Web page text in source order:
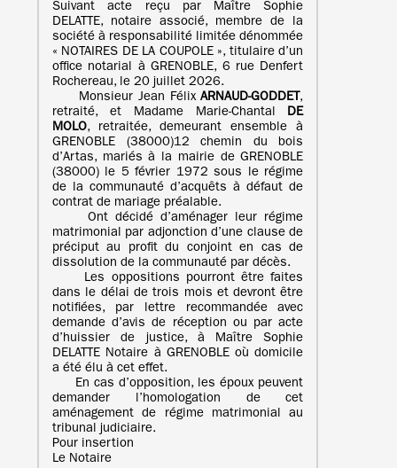
Suivant acte reçu par Maître Sophie
DELATTE, notaire associé, membre de la
société à responsabilité limitée dénommée
« NOTAIRES DE LA COUPOLE », titulaire d’un
office notarial à GRENOBLE, 6 rue Denfert
Rochereau, le 20 juillet 2026.
Monsieur Jean FélixARNAUD-GODDET ,
retraité, et Madame Marie-Chantal DE
MOLO, retraitée, demeurant ensemble à
GRENOBLE (38000)12 chemin du bois
d’Artas, mariés à la mairie de GRENOBLE
(38000) le 5 février 1972 sous le régime
de la communauté d’acquêts à défaut de
contrat de mariage préalable.
Ont décidé d’aménager leur régime
matrimonial par adjonction d’une clause de
préciput au profit du conjoint en cas de
dissolution de la communauté par décès.
Les oppositions pourront être faites
dans le délai de trois mois et devront être
notifiées, par lettre recommandée avec
demande d’avis de réception ou par acte
d’huissier de justice, à Maître Sophie
DELATTE Notaire à GRENOBLE où domicile
a été élu à cet effet.
En cas d’opposition, les époux peuvent
demander l’homologation de cet
aménagement de régime matrimonial au
tribunal judiciaire.
Pour insertion
Le Notaire